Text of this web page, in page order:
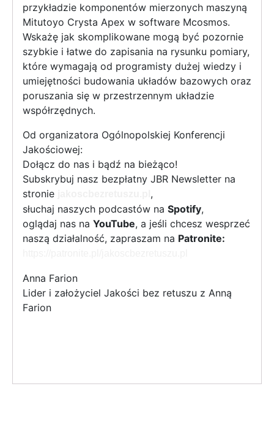
przykładzie komponentów mierzonych maszyną
Mitutoyo Crysta Apex w software Mcosmos.
Wskażę jak skomplikowane mogą być pozornie
szybkie i łatwe do zapisania na rysunku pomiary,
które wymagają od programisty dużej wiedzy i
umiejętności budowania układów bazowych oraz
poruszania się w przestrzennym układzie
współrzędnych.
Od organizatora Ogólnopolskiej Konferencji
Jakościowej:
Dołącz do nas i bądź na bieżąco!
Subskrybuj nasz bezpłatny JBR Newsletter na
stronie
,
słuchaj naszych podcastów na Spotify,
oglądaj nas na YouTube, a jeśli chcesz wesprzeć
naszą działalność, zapraszam na Patronite:
Anna Farion
Lider i założyciel Jakości bez retuszu z Anną
Farion